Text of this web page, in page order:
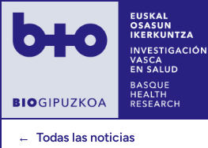
← Todas las noticias